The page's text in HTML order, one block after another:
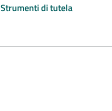
Strumenti di tutela